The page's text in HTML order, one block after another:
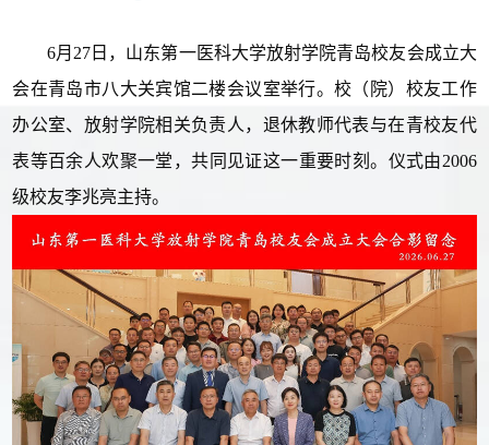
6月27日，山东第一医科大学放射学院青岛校友会成立大
会在青岛市八大关宾馆二楼会议室举行。校（院）校友工作
办公室、放射学院相关负责人，退休教师代表与在青校友代
表等百余人欢聚一堂，共同见证这一重要时刻。仪式由2006
级校友李兆亮主持。